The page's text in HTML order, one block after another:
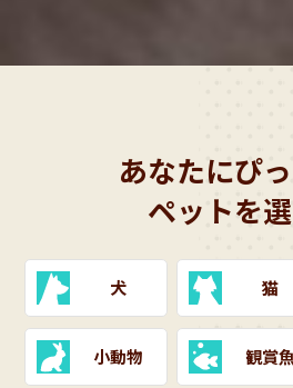
あなたにぴ
ペットを
犬 猫
小動物 観賞魚